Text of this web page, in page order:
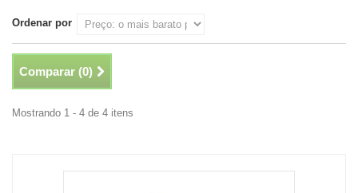
Ordenar por
Comparar (0)
Mostrando 1 - 4 de 4 itens